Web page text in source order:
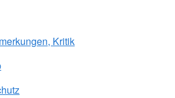
Kritik